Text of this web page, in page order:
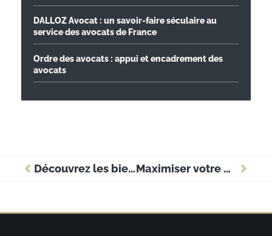
DALLOZ Avocat : un savoir-faire séculaire au
service des avocats de France
Ordre des avocats : appui et encadrement des
avocats
Découvrez les bienfaits du CBD Maximiser votre présence en ligne : stratégies e-commerce pour fournisseurs innovants